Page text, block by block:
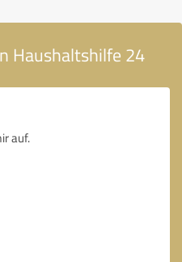
Haushaltshilfe 24